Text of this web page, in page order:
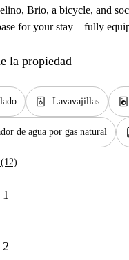
Brio, a bicycle, and
for your stay – fully
la propiedad
dishwasher_gen Lavavajillas local_laundry_service
de agua por gas natural